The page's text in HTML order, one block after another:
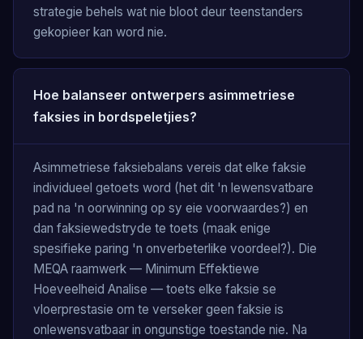
strategie behels wat nie bloot deur teenstanders
gekopieer kan word nie.
Hoe balanseer ontwerpers asimmetriese
faksies in bordspeletjies?
Asimmetriese faksiebalans vereis dat elke faksie
individueel getoets word (het dit 'n lewensvatbare
pad na 'n oorwinning op sy eie voorwaardes?) en
dan faksiewedstryde te toets (maak enige
spesifieke paring 'n onverbeterlike voordeel?). Die
MEQA raamwerk — Minimum Effektiewe
Hoeveelheid Analise — toets elke faksie se
vloerprestasie om te verseker geen faksie is
onlewensvatbaar in ongunstige toestande nie. Na